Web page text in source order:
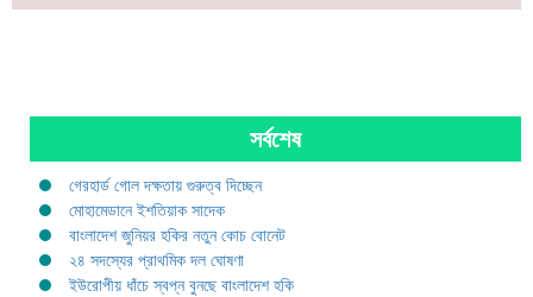
সর্বশেষ
গেরহার্ড গোল দক্ষতায় গুরুত্ব দিচ্ছেন
মোহামেডানে ইশতিয়াক সাদেক
বাংলাদেশ জুনিয়র হকির নতুন কোচ বোনেট
২৪ সদস্যের প্রাথমিক দল ঘোষণা
ইউরোপীয় ধাঁচে স্বপ্ন বুনছে বাংলাদেশ হকি